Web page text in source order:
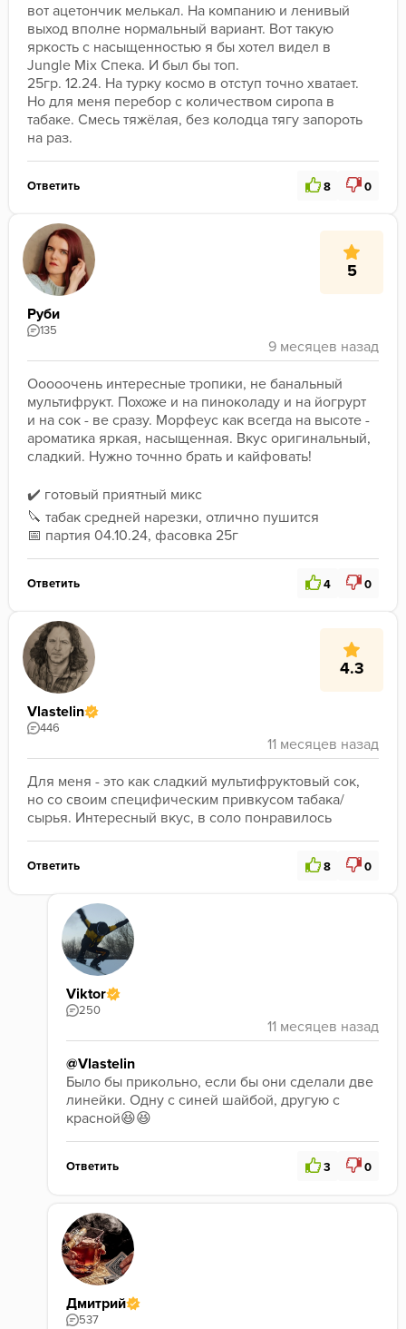
вот ацетончик мелькал. На компанию и ленивый
выход вполне нормальный вариант. Вот такую
яркость с насыщенностью я бы хотел видел в
Jungle Mix Спека. И был бы топ.
25гр. 12.24. На турку космо в отступ точно хватает.
Но для меня перебор с количеством сиропа в
табаке. Смесь тяжёлая, без колодца тягу запороть
на раз.
Ответить 8 0
5
Руби
135
Ооооочень интересные тропики, не банальный
мультифрукт. Похоже и на пиноколаду и на йогрурт
и на сок - ве сразу. Морфеус как всегда на высоте -
ароматика яркая, насыщенная. Вкус оригинальный,
сладкий. Нужно точнно брать и кайфовать!
✔️ готовый приятный микс
🔪 табак средней нарезки, отлично пушится
📅 партия 04.10.24, фасовка 25г
Ответить 4 0
4.3
Vlastelin
446
Для меня - это как сладкий мультифруктовый сок,
но со своим специфическим привкусом табака/
сырья. Интересный вкус, в соло понравилось
Ответить 8 0
Viktor
250
@Vlastelin
Было бы прикольно, если бы они сделали две
линейки. Одну с синей шайбой, другую с
красной😆😆
Ответить 3 0
Дмитрий
537